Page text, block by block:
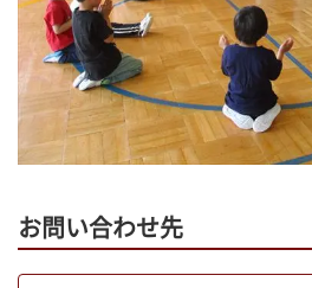
お問い合わせ先